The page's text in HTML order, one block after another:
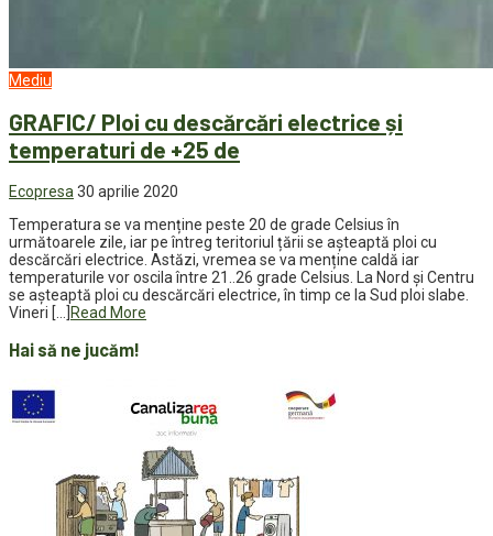
Mediu
GRAFIC/ Ploi cu descărcări electrice și
temperaturi de +25 de
Ecopresa 30 aprilie 2020
Temperatura se va menține peste 20 de grade Celsius în
următoarele zile, iar pe întreg teritoriul țării se așteaptă ploi cu
descărcări electrice. Astăzi, vremea se va menține caldă iar
temperaturile vor oscila între 21..26 grade Celsius. La Nord și Centru
se așteaptă ploi cu descărcări electrice, în timp ce la Sud ploi slabe.
Vineri […]
Read More
Hai să ne jucăm!